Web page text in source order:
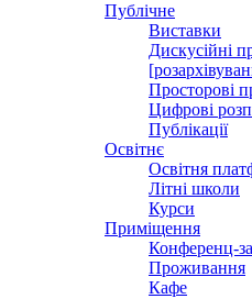
Публічне
Виставки
Дискусійні
Просторові
Цифрові
Публікації
Освітнє
Освітня
Літні школи
Курси
Приміщення
Конференц-
Проживання
Кафе